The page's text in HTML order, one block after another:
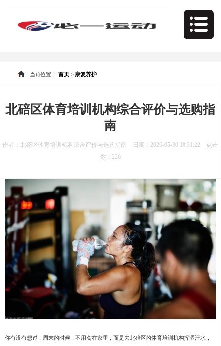
当前位置： 首页 > 康复养护
北碚区体育培训机构综合评价与选购指
南
作者：北碚区体育培训机构综合评价与选购指南 日期：2026-05-30 10:31:22 点击
数： 226
你有没有想过，周末的时候，不用窝在家里，而是去北碚区的体育培训机构挥洒汗水，